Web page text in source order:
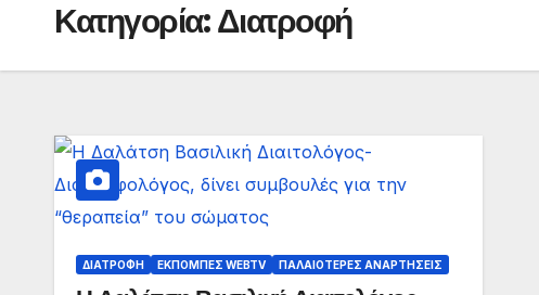
Κατηγορία:Διατροφή
ΔΙΑΤΡΟΦΉ ΕΚΠΟΜΠΈΣ WEBTV ΠΑΛΑΙΟΤΕΡΕΣ ΑΝΑΡΤΗΣΕΙΣ